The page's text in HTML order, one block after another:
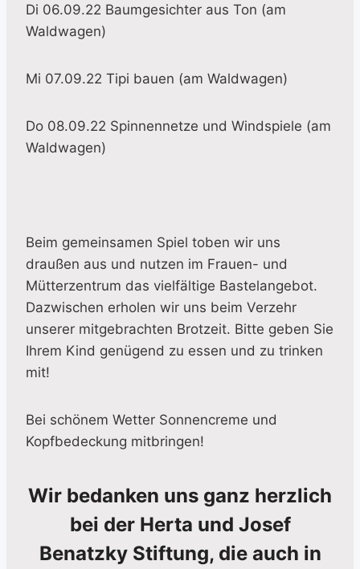
Di 06.09.22 Baumgesichter aus Ton (am
Waldwagen)
Mi 07.09.22 Tipi bauen (am Waldwagen)
Do 08.09.22 Spinnennetze und Windspiele (am
Waldwagen)
Beim gemeinsamen Spiel toben wir uns
draußen aus und nutzen im Frauen- und
Mütterzentrum das vielfältige Bastelangebot.
Dazwischen erholen wir uns beim Verzehr
unserer mitgebrachten Brotzeit. Bitte geben Sie
Ihrem Kind genügend zu essen und zu trinken
mit!
Bei schönem Wetter Sonnencreme und
Kopfbedeckung mitbringen!
Wir bedanken uns ganz herzlich
bei der Herta und Josef
Benatzky Stiftung, die auch in